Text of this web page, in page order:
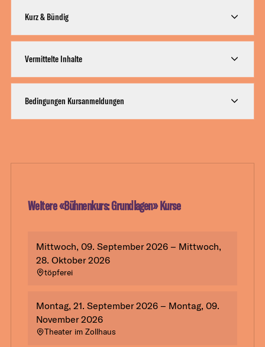
Kurz & Bündig
Vermittelte Inhalte
Bedingungen Kursanmeldungen
Weitere «Bühnenkurs: Grundlagen» Kurse
Mittwoch, 09. September 2026 – Mittwoch,
28. Oktober 2026
töpferei
Montag, 21. September 2026 – Montag, 09.
November 2026
Theater im Zollhaus